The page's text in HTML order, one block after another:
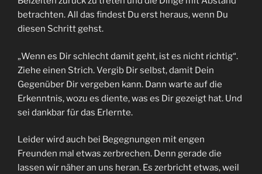
betrachten. All das findest Du erst heraus, wenn Du
diesen Schritt gehst.
„Wenn es Dir schlecht damit geht, ist es nicht richtig“.
Ziehe einen Strich. Vergib Dir selbst, damit Dein
Gegenüber Dir vergeben kann. Dann warte auf die
Erkenntnis, wozu es diente, was es Dir gezeigt hat. Und
sei dankbar für das Erlernte.
Leider wird auch bei Begegnungen mit engen
Freunden mal etwas zerbrechen. Denn gerade die
lassen wir näher an uns heran. Es zerbricht etwas, weil